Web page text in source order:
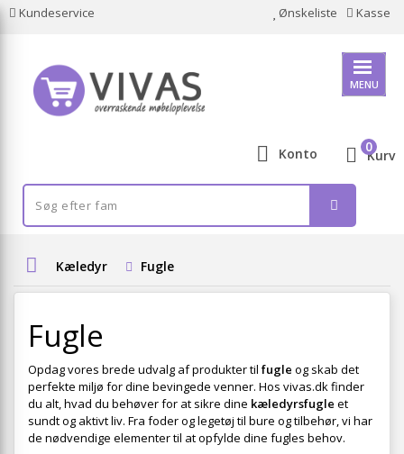
Kundeservice Ønskeliste Kasse
MENU
Konto Kurv
0
Kæledyr Fugle
Fugle
Opdag vores brede udvalg af produkter til fugle og skab det
perfekte miljø for dine bevingede venner. Hos vivas.dk finder
du alt, hvad du behøver for at sikre dine kæledyrsfugle et
sundt og aktivt liv. Fra foder og legetøj til bure og tilbehør, vi har
de nødvendige elementer til at opfylde dine fugles behov.